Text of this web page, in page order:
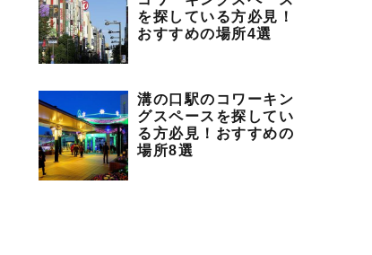
を探している方必見！
おすすめの場所4選
溝の口駅のコワーキン
グスペースを探してい
る方必見！おすすめの
場所8選